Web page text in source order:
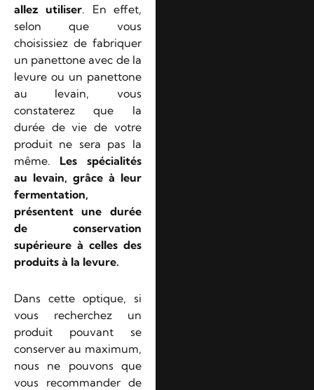
allez utiliser. En effet,
selon que vous
choisissiez de fabriquer
un panettone avec de la
levure ou un panettone
au levain, vous
constaterez que la
durée de vie de votre
produit ne sera pas la
même. Les spécialités
au levain, grâce à leur
fermentation,
présentent une durée
de conservation
supérieure à celles des
produits à la levure.
Dans cette optique, si
vous recherchez un
produit pouvant se
conserver au maximum,
nous ne pouvons que
vous recommander de